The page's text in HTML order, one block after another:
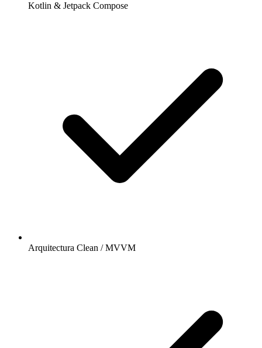
Kotlin & Jetpack Compose
Arquitectura Clean / MVVM